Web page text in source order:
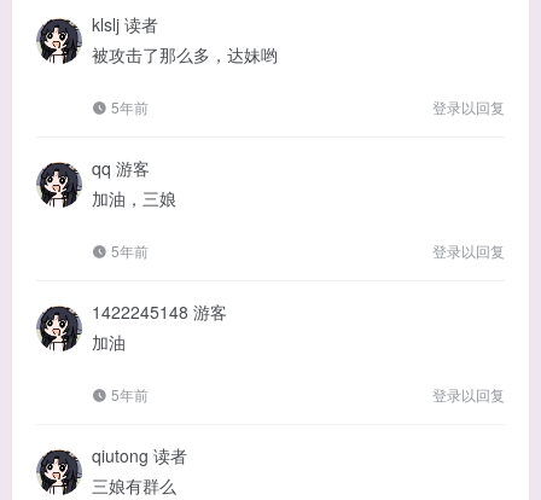
klslj 读者
被攻击了那么多，达妹哟
5年前 登录以回复
qq 游客
加油，三娘
5年前 登录以回复
1422245148 游客
加油
5年前 登录以回复
qiutong 读者
三娘有群么